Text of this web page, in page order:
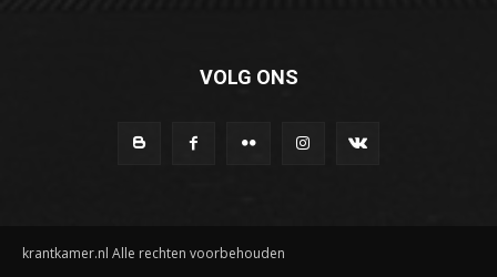
VOLG ONS
krantkamer.nl Alle rechten voorbehouden